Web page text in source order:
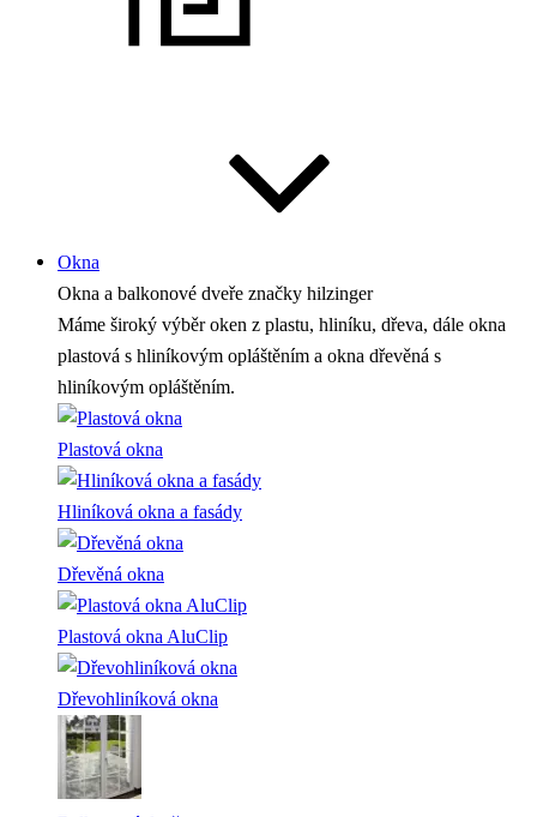
Okna
Okna a balkonové dveře značky hilzinger
Máme široký výběr oken z plastu, hliníku, dřeva, dále okna
plastová s hliníkovým opláštěním a okna dřevěná s
hliníkovým opláštěním.
Plastová okna
Hliníková okna a fasády
Dřevěná okna
Plastová okna AluClip
Dřevohliníková okna